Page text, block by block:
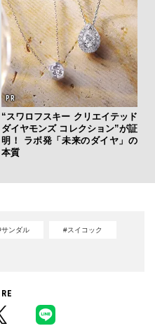
“スワロフスキー クリエイテッド
ダイヤモンズ コレクション”が証
明！ ラボ発「未来のダイヤ」の
本質
サンダル #スイコック